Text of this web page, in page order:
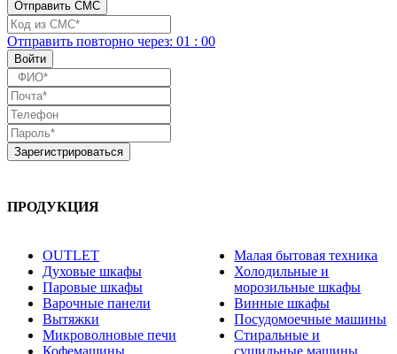
Отправить повторно через: 01 : 00
ПРОДУКЦИЯ
OUTLET
Духовые шкафы
Паровые шкафы
Варочные панели
Вытяжки
Микроволновые печи
Малая бытовая техника
Холодильные и
морозильные шкафы
Винные шкафы
Посудомоечные машины
Стиральные и